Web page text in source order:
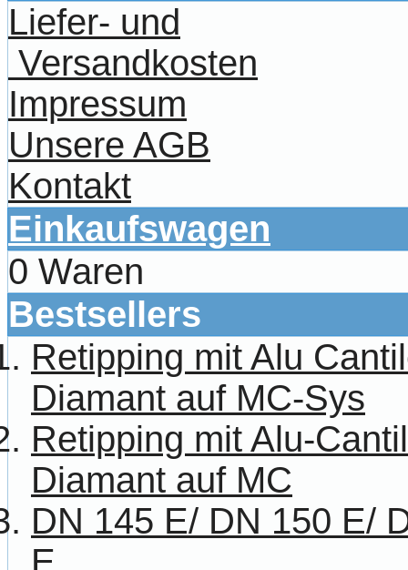
Liefer- und
Versandkosten
Impressum
Unsere AGB
Kontakt
Einkaufswagen
0 Waren
Bestsellers
Retipping mit Alu
Diamant auf MC-Sys
Retipping mit Alu-
Diamant auf MC
DN 145 E/ DN 150 E/
E